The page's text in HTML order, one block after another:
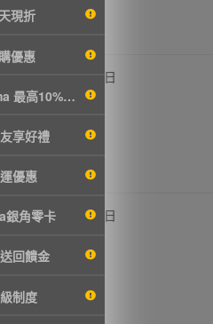
現折
優惠
高10%現折
享好禮
優惠
銀角零卡
回饋金
制度
2日
24 1日